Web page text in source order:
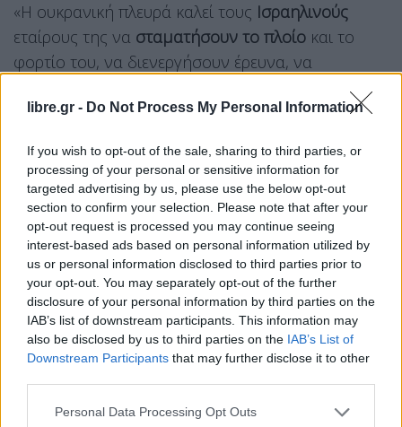
libre.gr - Do Not Process My Personal Information
If you wish to opt-out of the sale, sharing to third parties, or
processing of your personal or sensitive information for
targeted advertising by us, please use the below opt-out
section to confirm your selection. Please note that after your
opt-out request is processed you may continue seeing
interest-based ads based on personal information utilized by
us or personal information disclosed to third parties prior to
your opt-out. You may separately opt-out of the further
disclosure of your personal information by third parties on the
IAB’s list of downstream participants. This information may
also be disclosed by us to third parties on the IAB’s List of
Downstream Participants that may further disclose it to other
Personal Data Processing Opt Outs
«Η ουκρανική πλευρά καλεί τους Ισραηλινούς
εταίρους της να σταματήσουν το πλοίο και το
φορτίο του, να διενεργήσουν έρευνα, να
φορτίου, να λάβουν δείγματα των σιτηρών και να
Γενικός ΕισαγγελέαςΡουσλάν Κραβτσένκοσε
ανακοίνωσή του.
Το επίσημο αίτημα του Κιέβου «έχει ήδη σταλεί
στις αρμόδιες αρχές», πρόσθεσε.
Χθες Τρίτη, τοΙσραήλισχυρίστηκε ότι ηΟυκρανία
δεν είχε ζητήσειούτε νομική βοήθεια,ούτε είχε
παράσχει κανένα αποδεικτικό στοιχείο που να
στηρίζει τις κατηγορίες της.
«Το αίτημα εξετάζεται επί του παρόντος από τις